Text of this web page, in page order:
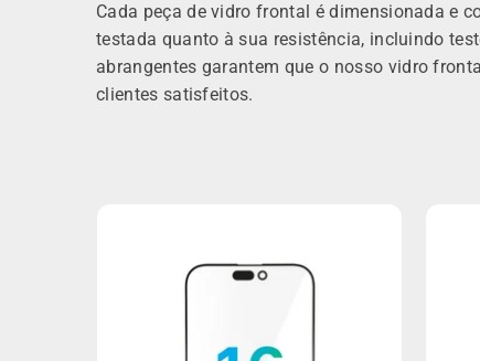
Cada peça de vidro frontal é dimensionada e
testada quanto à sua resistência, incluindo
abrangentes garantem que o nosso vidro
clientes satisfeitos.